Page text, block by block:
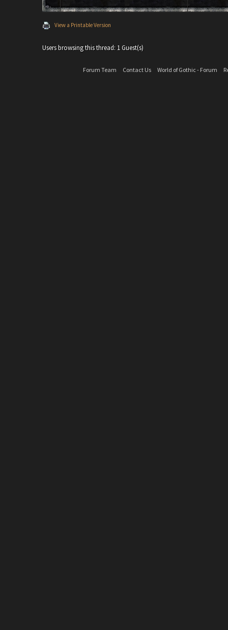
View a Printable Version
Users browsing this thread: 1 Guest(s)
Forum Team Contact Us World of Gothic - Forum